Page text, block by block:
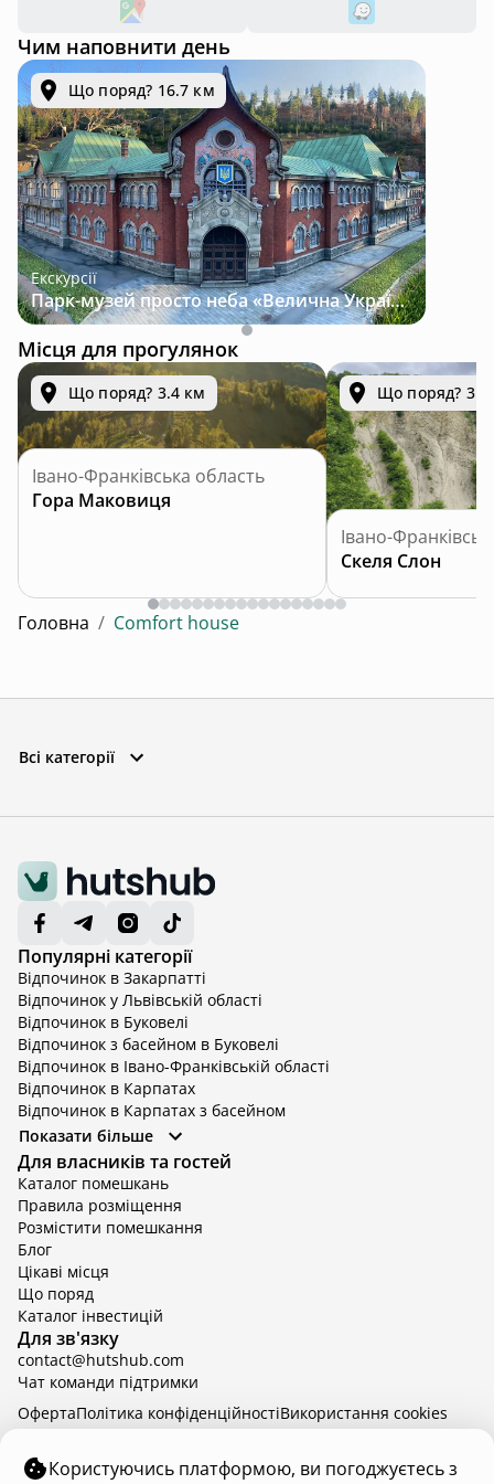
Чим наповнити день
Що поряд? 16.7 км
Екскурсії
Парк-музей просто неба «Велична Україна»
Місця для прогулянок
Що поряд? 3.4 км
Івано-Франківська область
Гора Маковиця
Що поряд? 3.7
Івано-
Скеля Слон
Головна / Comfort house
Всі категорії
Популярні категорії
Відпочинок в Закарпатті
Відпочинок у Львівській області
Відпочинок в Буковелі
Відпочинок з басейном в Буковелі
Відпочинок в Івано-Франківській області
Відпочинок в Карпатах
Відпочинок в Карпатах з басейном
Відпочинок в Київській області
Відпочинок в Київській області з басейном
Відпочинок в Тернопільській області
Відпочинок у Вінницькій області
Відпочинок в Яремче
Відпочинок у Львівській області з басейном
Відпочинок з басейном в Тернопільській області
Показати більше
Для власників та гостей
Каталог помешкань
Правила розміщення
Розмістити помешкання
Блог
Цікаві місця
Що поряд
Каталог інвестицій
Для зв'язку
contact@hutshub.com
Чат команди підтримки
hutshub | ©2026
ОфертаПолітика конфіденційностіBикористання cookies
Користуючись платформою, ви погоджуєтесь з